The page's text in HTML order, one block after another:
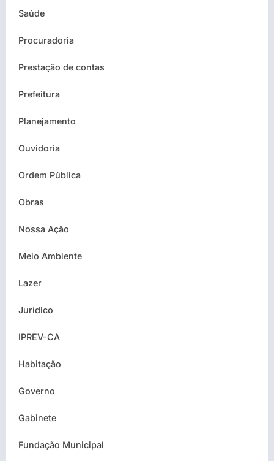
Saúde
Procuradoria
Prestação de contas
Prefeitura
Planejamento
Ouvidoria
Ordem Pública
Obras
Nossa Ação
Meio Ambiente
Lazer
Jurídico
IPREV-CA
Habitação
Governo
Gabinete
Fundação Municipal